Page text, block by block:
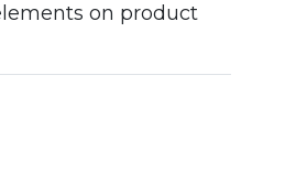
on product